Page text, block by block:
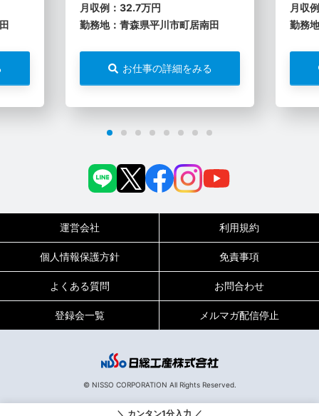
0120-717-450
平日9:00～19:00（土日祝は18:00まで）
135239
＼ カンタン1分入力 ／
月収例：32.7万円
勤務地：青森県平川市町居南田
お仕事の詳細をみる
月収
勤務
運営会社 利用規約
個人情報保護方針 免責事項
よくある質問 お問合わせ
登録会一覧 メルマガ配信停止
© NISSO CORPORATION All Rights Reserved.